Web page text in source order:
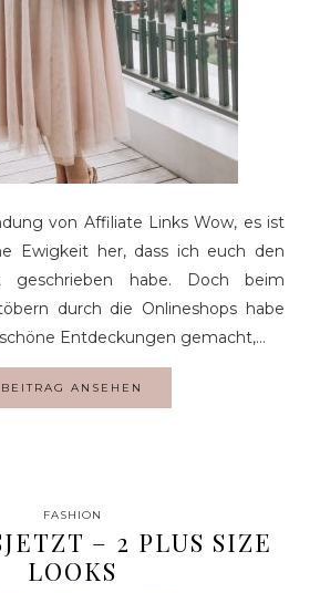
von Affiliate Links Wow, es ist
Ewigkeit her, dass ich euch den
geschrieben habe. Doch beim
durch die Onlineshops habe
Entdeckungen gemacht,…
BEITRAG ANSEHEN
FASHION
– 2 PLUS SIZE
LOOKS